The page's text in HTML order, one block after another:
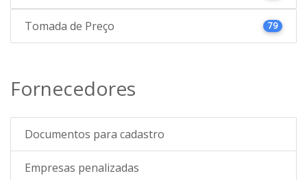
Tomada de Preço 79
Fornecedores
Documentos para cadastro
Empresas penalizadas